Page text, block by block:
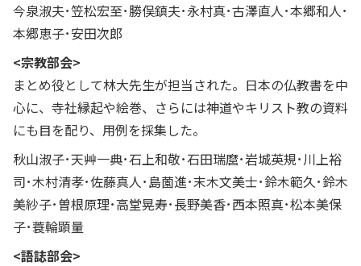
今泉淑夫･笠松宏至･勝俣鎮夫･永村真･古澤直人･本郷和人･
本郷恵子･安田次郎
<宗教部会>
まとめ役として林大先生が担当された。日本の仏教書を中
心に、寺社縁起や絵巻、さらには神道やキリスト教の資料
にも目を配り、用例を採集した。
秋山淑子･天艸一典･石上和敬･石田瑞麿･岩城英規･川上裕
司･木村清孝･佐藤真人･島薗進･末木文美士･鈴木範久･鈴木
美紗子･曽根原理･高堂晃寿･長野美香･西本照真･松本美保
子･蓑輪顕量
<語誌部会>